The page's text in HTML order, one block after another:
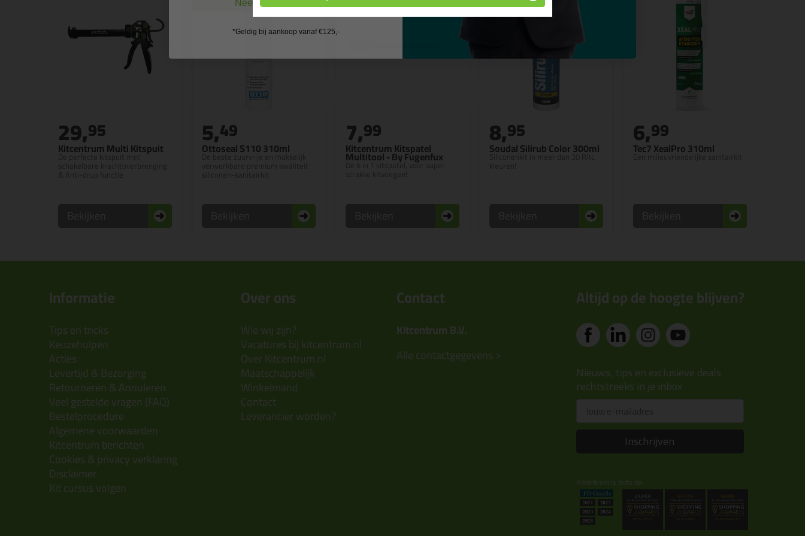
Kitcentrum Multi Kitspuit
De perfecte kitspuit met
29,95
Ottoseal S110 310ml
De beste zuurvrije en makkelijk
5,49
Kitcentrum Kitspatel
Multitool - By Fugenfux
Dé 6 in 1 kitspatel, voor super
7,99
Soudal Silirub Color 300ml
Siliconenkit in meer dan 30 RAL
8,95
Tec7 XealPro 310ml
Een milieuvriendelijke sanitairkit
6,99
Informatie
Tips en tricks
Keuzehulpen
Acties
Levertijd & Bezorging
Retourneren & Annuleren
Veel gestelde vragen (FAQ)
Bestelprocedure
Algemene voorwaarden
Kitcentrum berichten
Cookies & privacy verklaring
Disclaimer
Kit cursus volgen
Over ons
Wie wij zijn?
Vacatures bij kitcentrum.nl
Over Kitcentrum.nl
Maatschappelijk
Winkelmand
Contact
Leverancier worden?
Contact
Kitcentrum B.V.
Alle contactgegevens >
Altijd op de hoogte blijven?
Nieuws, tips en exclusieve deals
rechtstreeks in je inbox
Inschrijven
Kitcentrum is trots op:
Nee, ik wil geen cadeau
*Geldig bij aankoop vanaf €125,-